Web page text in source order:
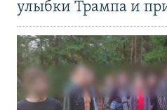
улыбки Трампа и